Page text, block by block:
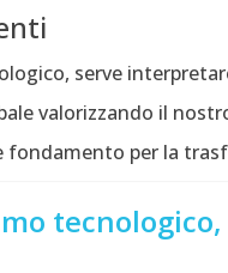
serve
valorizzando il
fondamento per la